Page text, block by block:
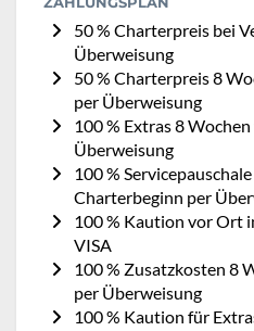
50 % Charterpreis bei
Überweisung
50 % Charterpreis 8
per Überweisung
100 % Extras 8
Überweisung
100 %
Charterbeginn per
100 % Kaution vor Ort
VISA
100 % Zusatzkosten 8
per Überweisung
100 % Kaution für